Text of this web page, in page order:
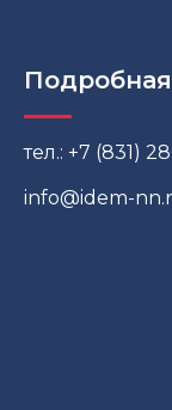
тел.: +7 (831)
info@idem-